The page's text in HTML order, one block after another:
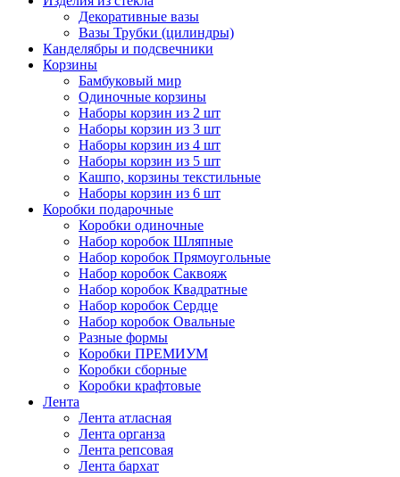
Декоративные вазы
Вазы Трубки (цилиндры)
Канделябры и подсвечники
Корзины
Бамбуковый мир
Одиночные корзины
Наборы корзин из 2 шт
Наборы корзин из 3 шт
Наборы корзин из 4 шт
Наборы корзин из 5 шт
Кашпо, корзины текстильные
Наборы корзин из 6 шт
Коробки подарочные
Коробки одиночные
Набор коробок Шляпные
Набор коробок Прямоугольные
Набор коробок Саквояж
Набор коробок Квадратные
Набор коробок Сердце
Набор коробок Овальные
Разные формы
Коробки ПРЕМИУМ
Коробки сборные
Коробки крафтовые
Лента
Лента атласная
Лента органза
Лента репсовая
Лента бархат